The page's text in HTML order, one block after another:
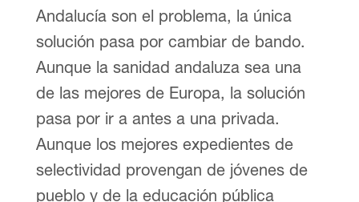
Andalucía son el problema, la única
solución pasa por cambiar de bando.
Aunque la sanidad andaluza sea una
de las mejores de Europa, la solución
pasa por ir a antes a una privada.
Aunque los mejores expedientes de
selectividad provengan de jóvenes de
pueblo y de la educación pública